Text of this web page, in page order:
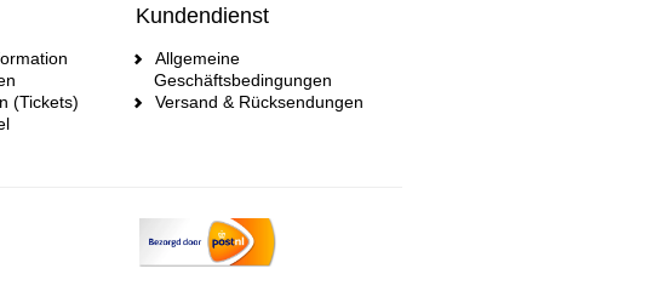
(Tickets)
Kundendienst
Allgemeine
Geschäftsbedingungen
Versand & Rücksendungen